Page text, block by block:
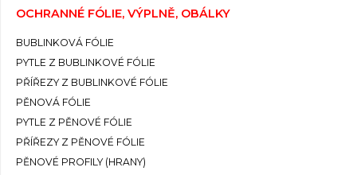
OCHRANNÉ FÓLIE, VÝPLNĚ, OBÁLKY
BUBLINKOVÁ FÓLIE
PYTLE Z BUBLINKOVÉ FÓLIE
PŘÍŘEZY Z BUBLINKOVÉ FÓLIE
PĚNOVÁ FÓLIE
PYTLE Z PĚNOVÉ FÓLIE
PŘÍŘEZY Z PĚNOVÉ FÓLIE
PĚNOVÉ PROFILY (HRANY)